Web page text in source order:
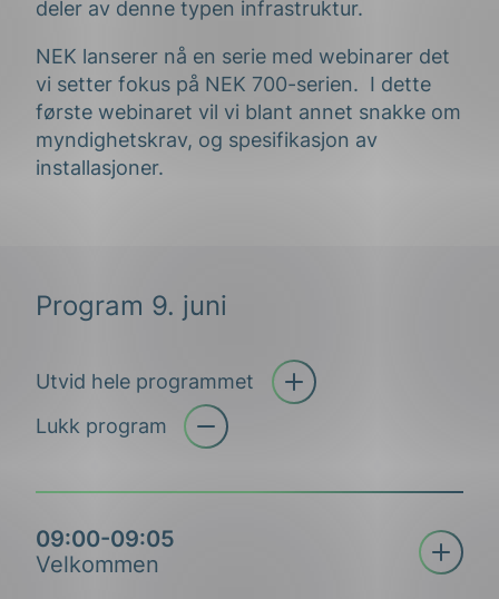
deler av denne typen infrastruktur.
NEK lanserer nå en serie med webinarer det
vi setter fokus på NEK 700-serien. I dette
første webinaret vil vi blant annet snakke om
myndighetskrav, og spesifikasjon av
installasjoner.
Program 9. juni
Utvid hele programmet
Lukk program
Åpne trekkspill
09:00-09:05
Velkommen
Åpne